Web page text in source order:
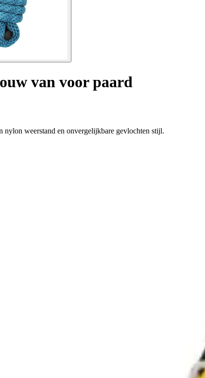
van voor paard
nylon weerstand en onvergelijkbare gevlochten stijl.